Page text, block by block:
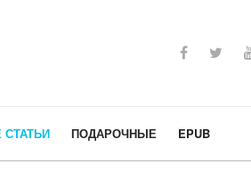
СТАТЬИ ПОДАРОЧНЫЕ EPUB